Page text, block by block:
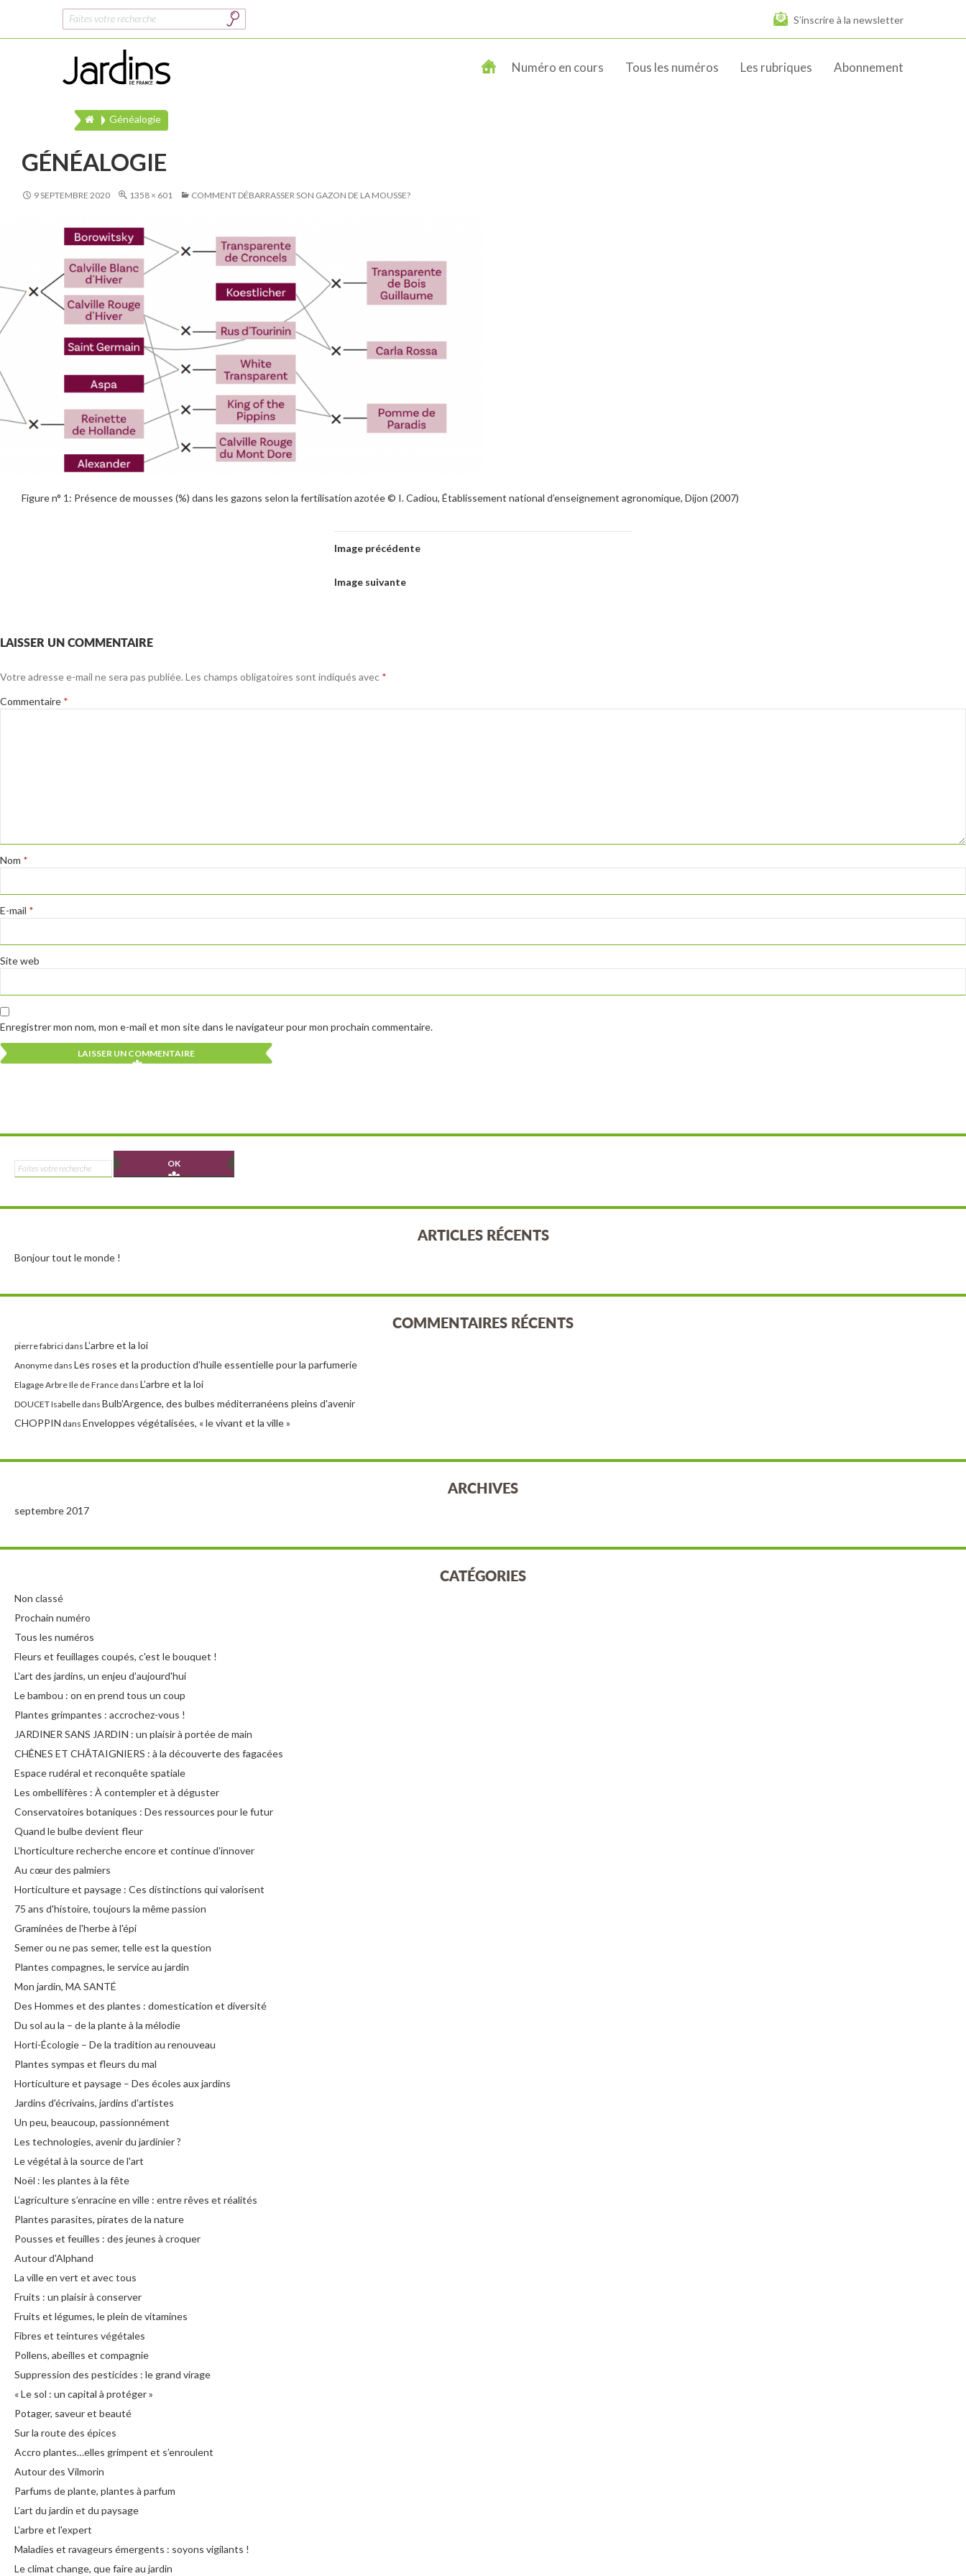
Rechercher : S’inscrire à la newsletter
Numéro en cours Tous les numéros Les rubriques Abonnement
Généalogie
GÉNÉALOGIE
9 SEPTEMBRE 2020 1358 × 601 COMMENT DÉBARRASSER SON GAZON DE LA MOUSSE?
Figure n° 1: Présence de mousses (%) dans les gazons selon la fertilisation azotée © I. Cadiou, Établissement national d’enseignement agronomique, Dijon (2007)
Image précédente
Image suivante
LAISSER UN COMMENTAIRE
Votre adresse e-mail ne sera pas publiée. Les champs obligatoires sont indiqués avec *
Commentaire *
Nom *
E-mail *
Site web
Enregistrer mon nom, mon e-mail et mon site dans le navigateur pour mon prochain commentaire.
Rechercher :
ARTICLES RÉCENTS
Bonjour tout le monde !
COMMENTAIRES RÉCENTS
pierre fabrici dans L’arbre et la loi
Anonyme dans Les roses et la production d’huile essentielle pour la parfumerie
Elagage Arbre Ile de France dans L’arbre et la loi
DOUCET Isabelle dans Bulb'Argence, des bulbes méditerranéens pleins d'avenir
CHOPPIN dans Enveloppes végétalisées, « le vivant et la ville »
ARCHIVES
septembre 2017
CATÉGORIES
Non classé
Prochain numéro
Tous les numéros
Fleurs et feuillages coupés, c'est le bouquet !
L'art des jardins, un enjeu d'aujourd'hui
Le bambou : on en prend tous un coup
Plantes grimpantes : accrochez-vous !
JARDINER SANS JARDIN : un plaisir à portée de main
CHÊNES ET CHÂTAIGNIERS : à la découverte des fagacées
Espace rudéral et reconquête spatiale
Les ombellifères : À contempler et à déguster
Conservatoires botaniques : Des ressources pour le futur
Quand le bulbe devient fleur
L’horticulture recherche encore et continue d'innover
Au cœur des palmiers
Horticulture et paysage : Ces distinctions qui valorisent
75 ans d'histoire, toujours la même passion
Graminées de l'herbe à l'épi
Semer ou ne pas semer, telle est la question
Plantes compagnes, le service au jardin
Mon jardin, MA SANTÉ
Des Hommes et des plantes : domestication et diversité
Du sol au la – de la plante à la mélodie
Horti-Écologie – De la tradition au renouveau
Plantes sympas et fleurs du mal
Horticulture et paysage – Des écoles aux jardins
Jardins d'écrivains, jardins d'artistes
Un peu, beaucoup, passionnément
Les technologies, avenir du jardinier ?
Le végétal à la source de l'art
Noël : les plantes à la fête
L’agriculture s’enracine en ville : entre rêves et réalités
Plantes parasites, pirates de la nature
Pousses et feuilles : des jeunes à croquer
Autour d'Alphand
La ville en vert et avec tous
Fruits : un plaisir à conserver
Fruits et légumes, le plein de vitamines
Fibres et teintures végétales
Pollens, abeilles et compagnie
Suppression des pesticides : le grand virage
« Le sol : un capital à protéger »
Potager, saveur et beauté
Sur la route des épices
Accro plantes…elles grimpent et s’enroulent
Autour des Vilmorin
Parfums de plante, plantes à parfum
L’art du jardin et du paysage
L'arbre et l'expert
Maladies et ravageurs émergents : soyons vigilants !
Le climat change, que faire au jardin